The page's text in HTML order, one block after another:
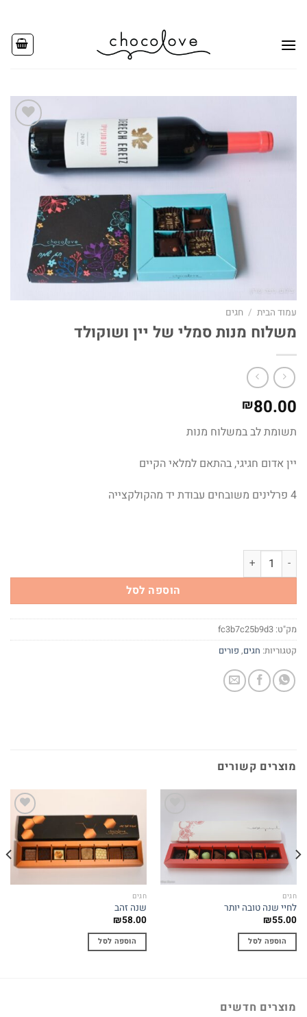
content
Add to
wishlist
עמוד הבית / חגים
משלוח מנות סמלי של יין ושוקולד
₪80.00
תשומת לב במשלוח מנות
יין אדום חגיגי, בהתאם למלאי הקיים
4 פרלינים משובחים עבודת יד מהקולקצייה
כמות של משלוח מנות סמלי של יין ושוקולד
הוספה לסל
מק"ט: fc3b7c25b9d3
קטגוריות: חגים, פורים
מוצרים קשורים
Add to
wishlist
חגים
לחיי שנה טובה יותר
₪55.00
הוספה לסל
Add to
wishlist
חגים
שנה זהב
₪58.00
הוספה לסל
מוצרים חדשים